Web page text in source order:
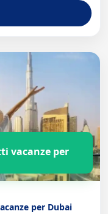
vacanze per
per Dubai